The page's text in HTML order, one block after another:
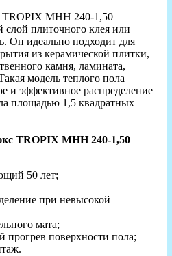
МНH 240-1,50
слой плиточного клея или
Он идеально подходит для
из керамической плитки,
камня, ламината,
модель теплого пола
и эффективное распределение
площадью 1,5 квадратных
TROPIX МНН 240-1,50
50 лет;
при невысокой
мата;
поверхности пола;